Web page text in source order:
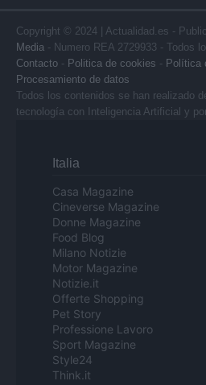
Copyright © 2024 | Actualidad.es -
Media - Numero REA 2729933 - Todos
Contacto - Politica de cookies - Política
Procesamiento de datos
Todos los contenidos se han realizado
tecnología con Inteligencia Artificial y
Italia
Casa Magazine
Cineverse Magazine
Donne Magazine
Food Blog
Milano Notizie
Motor Magazine
Notizie.it
Offerte Shopping
Pet Story
Professione Lavoro
Sport Magazine
Style24
Think.it